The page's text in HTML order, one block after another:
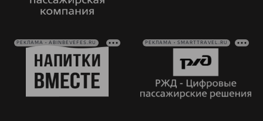
РЕКЛАМА • ABINBEVEFES.RU РЕКЛАМА • SMARTTRAVEL.RU